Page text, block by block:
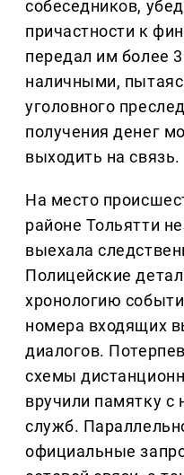
собеседников,
причастности к
передал им более
наличными,
уголовного
получения денег
выходить на связь.
На место
районе Тольятти
выехала
Полицейские
хронологию
номера входящих
диалогов.
схемы
вручили памятку
служб.
официальные